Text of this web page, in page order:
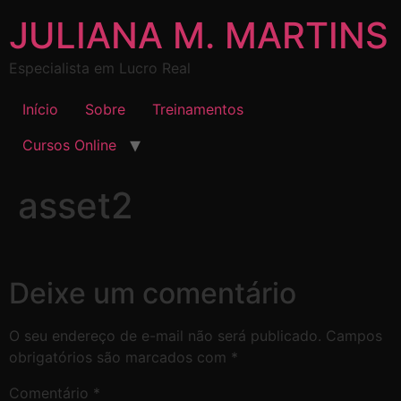
JULIANA M. MARTINS
Especialista em Lucro Real
Início Sobre
Treinamentos
Cursos Online
asset2
Deixe um comentário
O seu endereço de e-mail não será publicado. Campos
obrigatórios são marcados com *
Comentário *